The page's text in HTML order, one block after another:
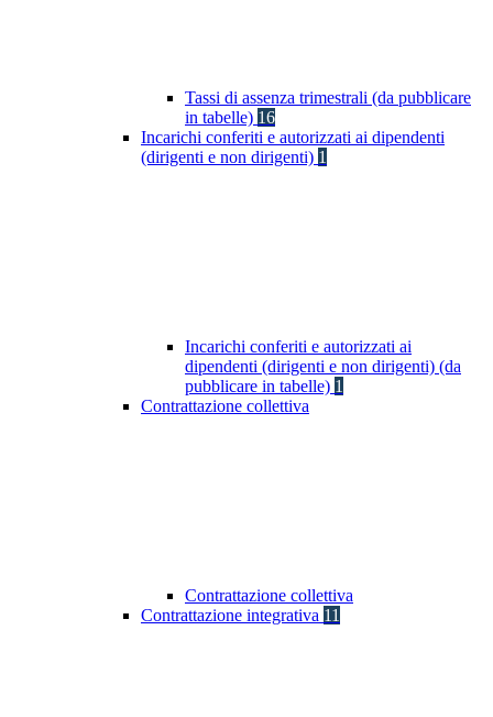
Tassi di assenza trimestrali (da pubblicare
in tabelle) 16
Incarichi conferiti e autorizzati ai dipendenti
(dirigenti e non dirigenti) 1
Incarichi conferiti e autorizzati ai
dipendenti (dirigenti e non dirigenti) (da
pubblicare in tabelle) 1
Contrattazione collettiva
Contrattazione collettiva
Contrattazione integrativa 11